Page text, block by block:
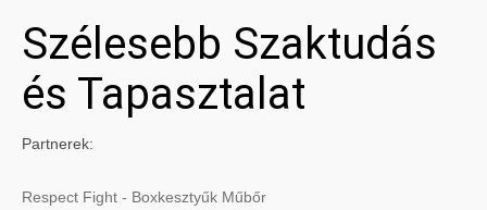
Szélesebb Szaktudás
és Tapasztalat
Partnerek:
Respect Fight - Boxkesztyűk Műbőr